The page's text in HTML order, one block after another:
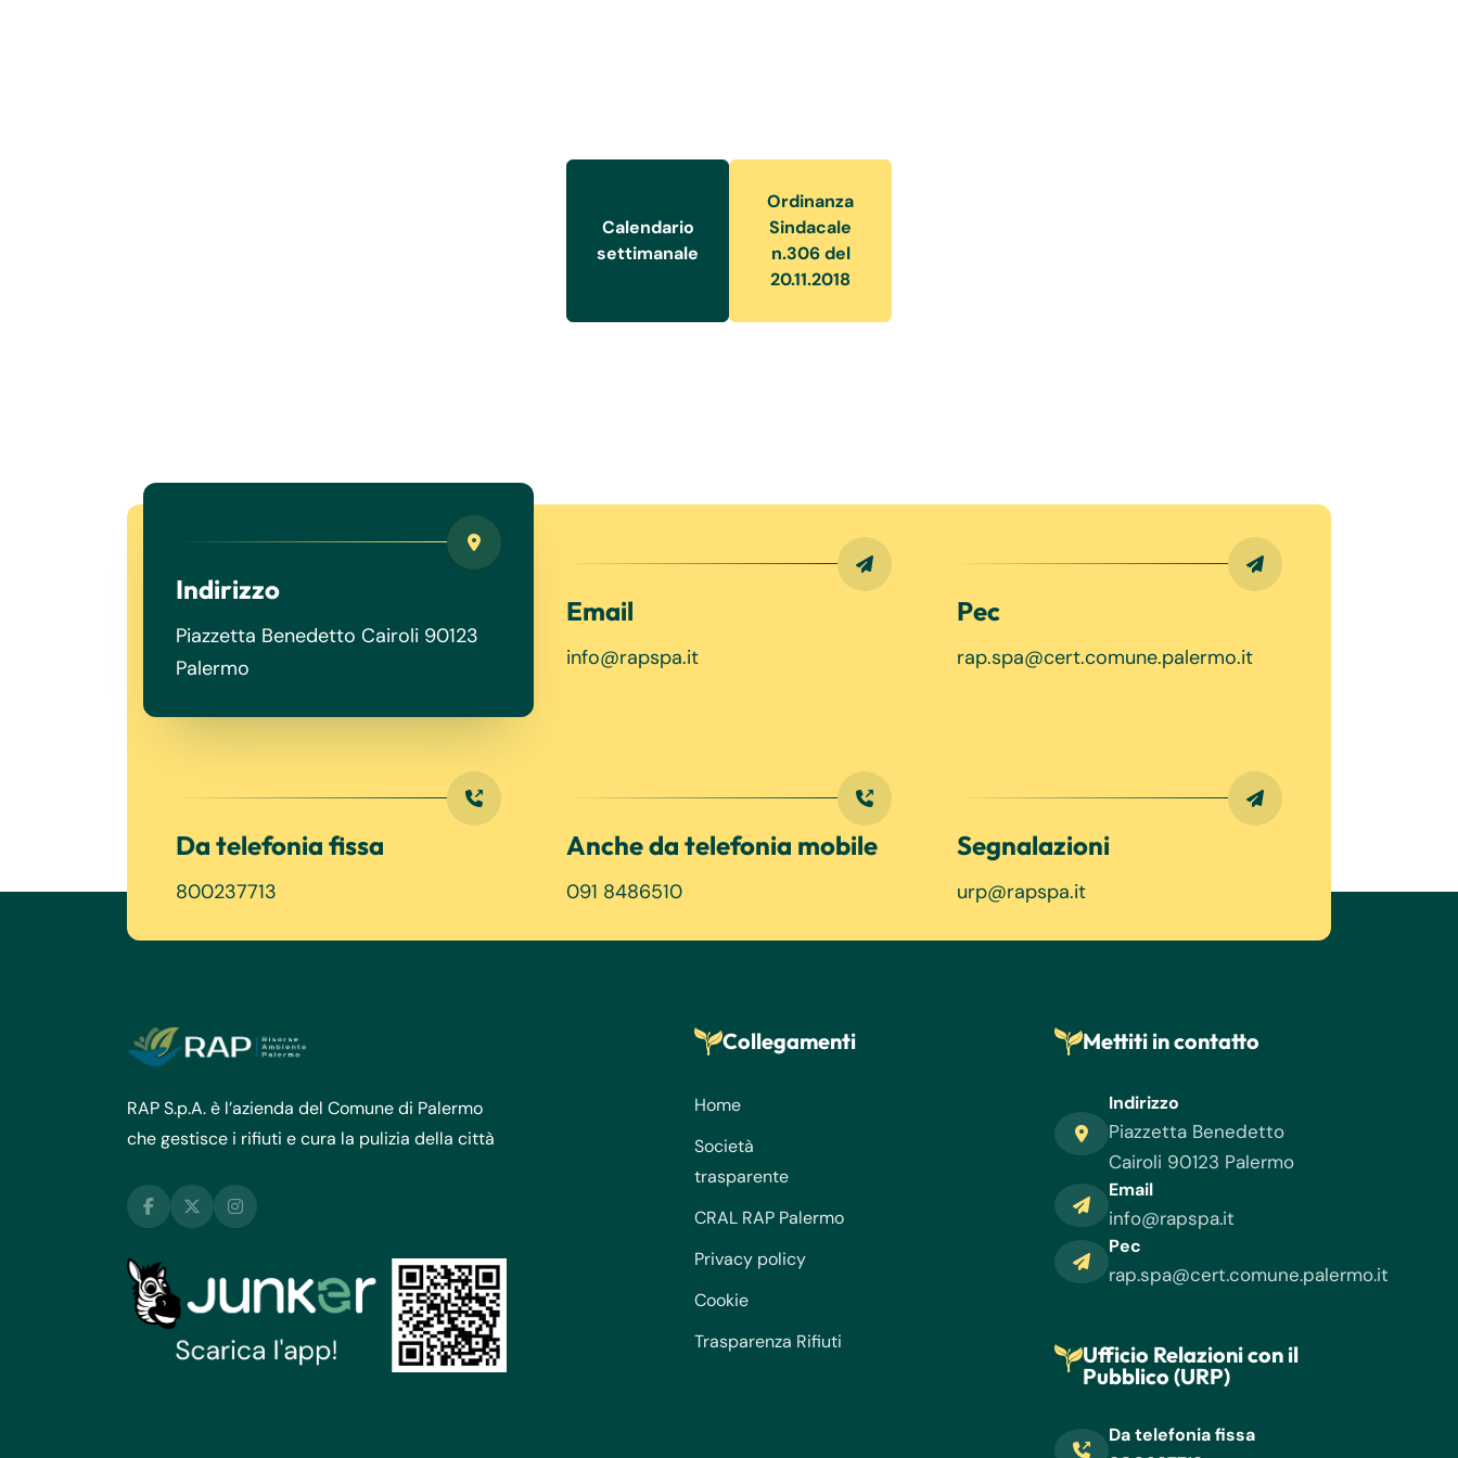
Calendario
settimanale
Ordinanza
Sindacale
n.306 del
20.11.2018
Indirizzo
Piazzetta Benedetto Cairoli 90123
Palermo
Email
info@rapspa.it
Pec
rap.spa@cert.comune.palermo.it
Da telefonia fissa
800237713
Anche da telefonia mobile
091 8486510
Segnalazioni
urp@rapspa.it
RAP S.p.A. è l’azienda del Comune di Palermo
che gestisce i rifiuti e cura la pulizia della città
Collegamenti
Home
Società
trasparente
CRAL RAP Palermo
Privacy policy
Cookie
Trasparenza Rifiuti
Mettiti in contatto
Indirizzo
Piazzetta Benedetto
Cairoli 90123 Palermo
Email
info@rapspa.it
Pec
rap.spa@cert.comune.palermo.it
Ufficio Relazioni con il
Pubblico (URP)
Da telefonia fissa